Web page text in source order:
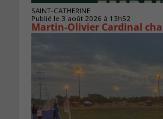
SAINT-CATHERINE
Publié le 3 août 2026 à 13h52
Martin-Olivier Cardinal